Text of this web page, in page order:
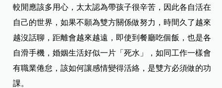
較閒應該多用心，太太認為帶孩子很辛苦，因此各自活在
自己的世界，如果不願為雙方關係做努力，時間久了越來
越沒話聊，距離會越來越遠，即使到餐廳吃個飯，也是各
自滑手機，婚姻生活好似一片「死水」，如同工作一樣會
有職業倦怠，該如何讓感情變得活絡，是雙方必須做的功
課。